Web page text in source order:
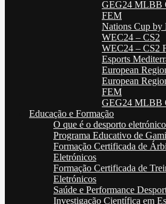
GEG24 MLBB
FEM
Nations Cup by
WEC24 – CS2
WEC24 – CS2
Esports
European
European
FEM
GEG24 MLBB
Educação e Formação
O que é o desporto
Programa Educativo de
Formação Certificada de
Eletrónicos
Formação Certificada de
Eletrónicos
Saúde e Performance
Investigação Científica em